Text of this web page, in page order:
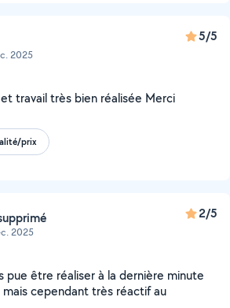
2025
5/5
travail très bien réalisée Merci
prix
2025
2/5
pue être réaliser à la dernière minute
cependant très réactif au